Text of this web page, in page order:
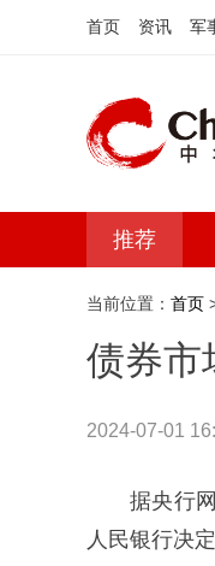
首页 资讯 军
推荐
当前位置： 首页
债券市
2024-07-01
据央行
人民银行决